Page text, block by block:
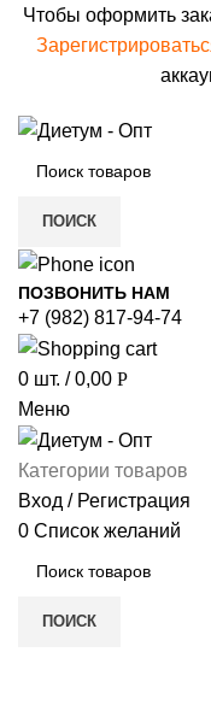
Чтобы оформить
ПОИСК
ПОЗВОНИТЬ НАМ
+7 (982) 817-94-74
0 шт. / 0,00 Р
Меню
Категории товаров
Вход / Регистрация
0 Список желаний
ПОИСК